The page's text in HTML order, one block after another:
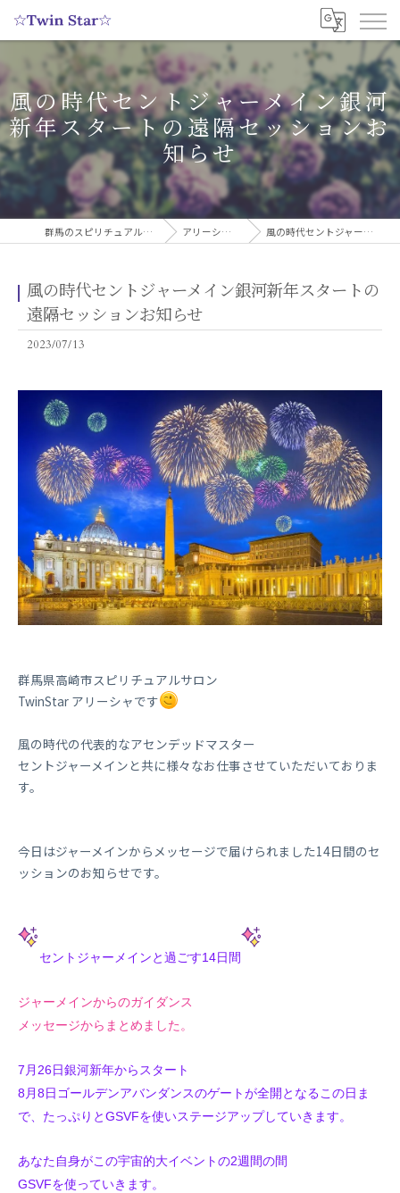
風の時代セントジャーメイン銀河
新年スタートの遠隔セッションお
知らせ
群馬のスピリチュアルヒーリングサロンなら実績多数の☆Twin Star☆ アリーシャのスピリチュアルブログ 風の時代セントジャーメイン銀河新年スタートの遠隔セッションお知らせ
風の時代セントジャーメイン銀河新年スタートの
遠隔セッションお知らせ
2023/07/13
群馬県高崎市スピリチュアルサロン
TwinStar アリーシャです
風の時代の代表的なアセンデッドマスター
セントジャーメインと共に様々なお仕事させていただいておりま
す。
今日はジャーメインからメッセージで届けられました14日間のセ
ッションのお知らせです。
セントジャーメインと過ごす14日間
ジャーメインからのガイダンス
メッセージからまとめました。
7月26日銀河新年からスタート
8月8日ゴールデンアバンダンスのゲートが全開となるこの日ま
で、たっぷりとGSVFを使いステージアップしていきます。
あなた自身がこの宇宙的大イベントの2週間の間
GSVFを使っていきます。